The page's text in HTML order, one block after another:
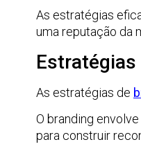
As estratégias
uma reputação da
As estratégias de
O branding
para construir